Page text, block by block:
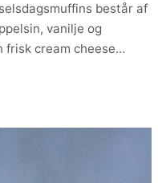
består af
vanilje og
cream cheese